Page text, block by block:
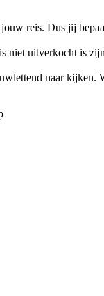
reis. Dus jij
niet uitverkocht is
naar